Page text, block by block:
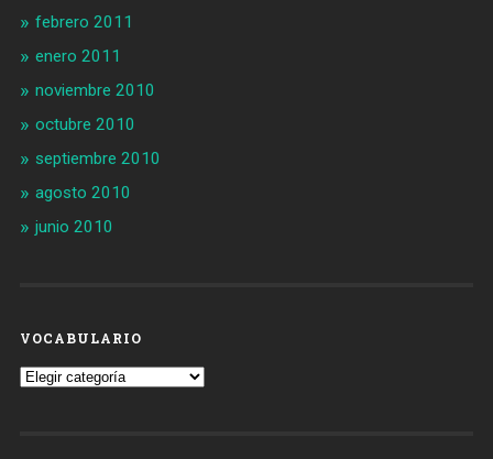
febrero 2011
enero 2011
noviembre 2010
octubre 2010
septiembre 2010
agosto 2010
junio 2010
VOCABULARIO
Vocabulario